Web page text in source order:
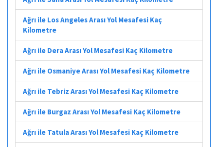
Ağrı ile Los Angeles Arası Yol Mesafesi Kaç
Kilometre
Ağrı ile Dera Arası Yol Mesafesi Kaç Kilometre
Ağrı ile Osmaniye Arası Yol Mesafesi Kaç Kilometre
Ağrı ile Tebriz Arası Yol Mesafesi Kaç Kilometre
Ağrı ile Burgaz Arası Yol Mesafesi Kaç Kilometre
Ağrı ile Tatula Arası Yol Mesafesi Kaç Kilometre